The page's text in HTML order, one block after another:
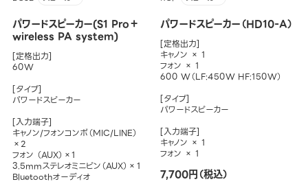
パワードスピーカー(S1 Pro＋
wireless PA system)
[定格出力]
60W
[タイプ]
パワードスピーカー
[入力端子]
キャノン/フォンコンボ（MIC/LINE）
×2
フォン （AUX）×1
3.5mmステレオミニピン（AUX）×１
Bluetoothオーディオ
パワードスピーカー（HD10-A）
[定格出力]
キャノン × 1
フォン × 1
600 W（LF:450W HF:150W）
[タイプ]
パワードスピーカー
[入力端子]
キャノン × 1
フォン × 1
7,700円（税込）